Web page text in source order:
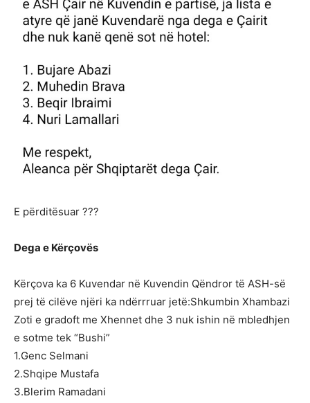
E përditësuar ???
Dega e Kërçovës
Kërçova ka 6 Kuvendar në Kuvendin Qëndror të ASH-së
prej të cilëve njëri ka ndërrruar jetë:Shkumbin Xhambazi
Zoti e gradoft me Xhennet dhe 3 nuk ishin në mbledhjen
e sotme tek “Bushi”
1.Genc Selmani
2.Shqipe Mustafa
3.Blerim Ramadani